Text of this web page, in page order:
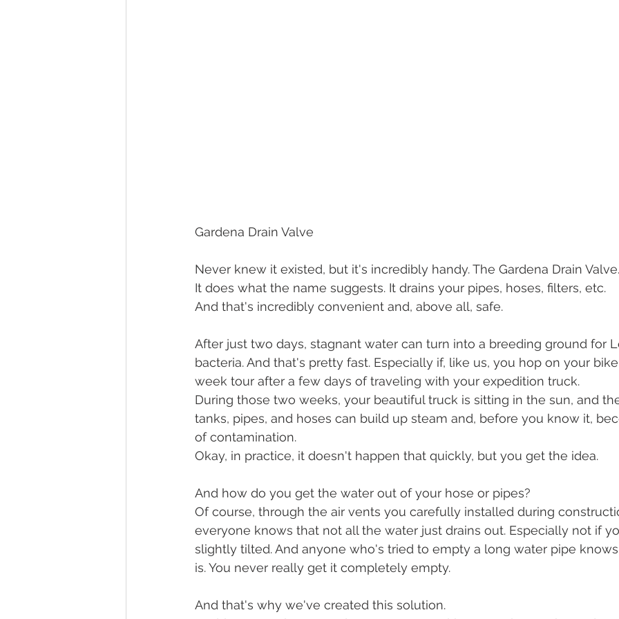
Gardena Drain Valve
Never knew it existed, but it's incredibly handy. The Gardena Drain Valve.
It does what the name suggests. It drains your pipes, hoses, filters, etc.
And that's incredibly convenient and, above all, safe.
After just two days, stagnant water can turn into a breeding ground for
bacteria. And that's pretty fast. Especially if, like us, you hop on your
week tour after a few days of traveling with your expedition truck.
During those two weeks, your beautiful truck is sitting in the sun, and
tanks, pipes, and hoses can build up steam and, before you know it,
of contamination.
Okay, in practice, it doesn't happen that quickly, but you get the idea.
And how do you get the water out of your hose or pipes?
Of course, through the air vents you carefully installed during
everyone knows that not all the water just drains out. Especially not if
slightly tilted. And anyone who's tried to empty a long water pipe
is. You never really get it completely empty.
And that's why we've created this solution.